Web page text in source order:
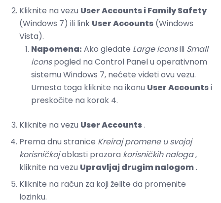
Kliknite na vezu User Accounts i Family Safety
(Windows 7) ili link User Accounts (Windows
Vista).
Napomena: Ako gledate Large iconsili Small
iconspogled na Control Panel u operativnom
sistemu Windows 7, nećete videti ovu vezu.
Umesto toga kliknite na ikonu User Accountsi
preskočite na korak 4.
Kliknite na vezu User Accounts.
Prema dnu stranice Kreiraj promene u svojoj
korisničkojoblasti prozora korisničkih naloga,
kliknite na vezu Upravljaj drugim nalogom.
Kliknite na račun za koji želite da promenite
lozinku.